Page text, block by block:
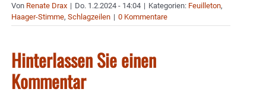
Von Renate Drax | Do. 1.2.2024 - 14:04 | Kategorien: Feuilleton,
Haager-Stimme, Schlagzeilen | 0 Kommentare
Hinterlassen Sie einen
Kommentar